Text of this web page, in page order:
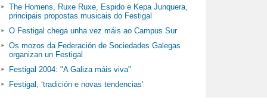
The Homens, Ruxe Ruxe, Espido e Kepa Junquera,
principais propostas musicais do Festigal
O Festigal chega unha vez máis ao Campus Sur
Os mozos da Federación de Sociedades Galegas
organizan un Festigal
Festigal 2004: "A Galiza máis viva"
Festigal, ‘tradición e novas tendencias’